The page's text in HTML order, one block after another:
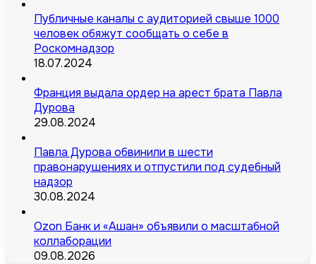
Публичные каналы с аудиторией свыше 1000
человек обяжут сообщать о себе в
Роскомнадзор
18.07.2024
Франция выдала ордер на арест брата Павла
Дурова
29.08.2024
Павла Дурова обвинили в шести
правонарушениях и отпустили под судебный
надзор
30.08.2024
Ozon Банк и «Ашан» объявили о масштабной
коллаборации
09.08.2026